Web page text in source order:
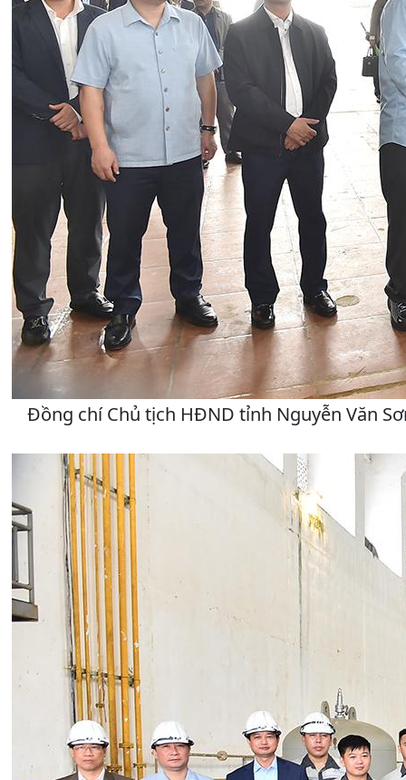
Đồng chí Chủ tịch HĐND tỉnh Nguyễn Văn